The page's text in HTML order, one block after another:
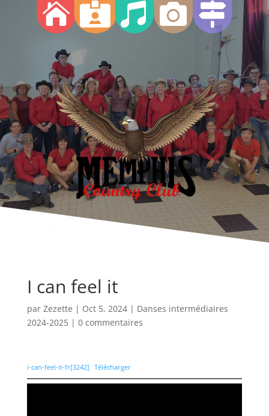
    
I can feel it
par Zezette | Oct 5, 2024| Danses intermédiaires
2024-2025| 0 commentaires
i-can-feel-it-fr[3242] Télécharger